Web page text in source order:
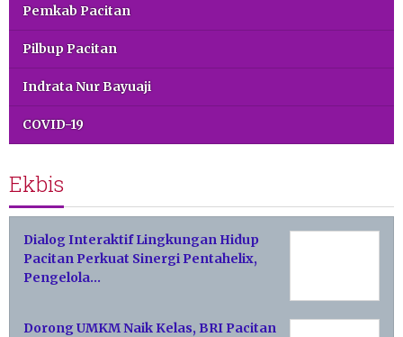
Pemkab Pacitan
Pilbup Pacitan
Indrata Nur Bayuaji
COVID-19
Ekbis
Dialog Interaktif Lingkungan Hidup
Pacitan Perkuat Sinergi Pentahelix,
Pengelola…
Dorong UMKM Naik Kelas, BRI Pacitan